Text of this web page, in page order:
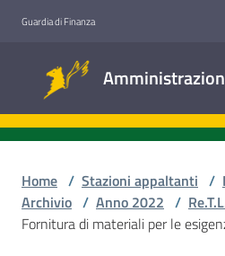
Guardia di Finanza
trasparente
Home / Stazioni appaltanti /
Archivio / Anno 2022 /
Fornitura di materiali per le